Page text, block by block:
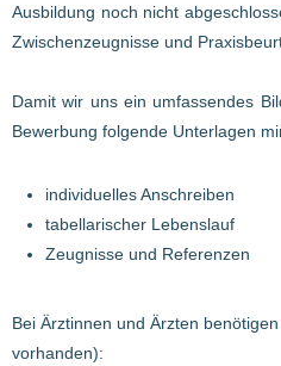
Ausbildung noch nicht
Zwischenzeugnisse und
Damit wir uns ein umfassendes
Bewerbung folgende Unterlagen
individuelles Anschreiben
tabellarischer Lebenslauf
Zeugnisse und Referenzen
Bei Ärztinnen und Ärzten
vorhanden):